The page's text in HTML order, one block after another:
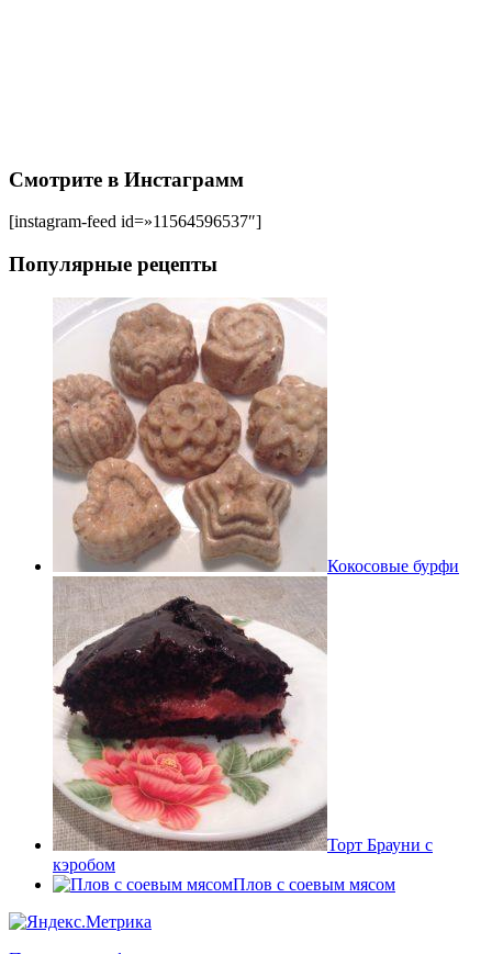
Смотрите в Инстаграмм
[instagram-feed id=»11564596537″]
Популярные рецепты
Кокосовые бурфи
Торт Брауни с
кэробом
Плов с соевым мясом